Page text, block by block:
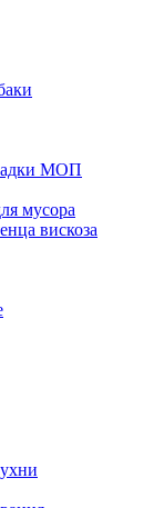
МОП
мусора
вискоза